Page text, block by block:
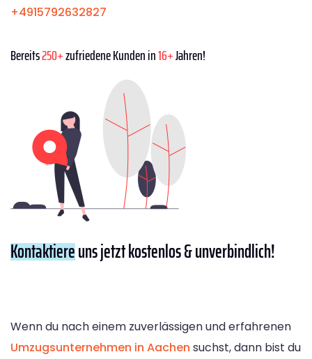
+4915792632827
Bereits250+zufriedene Kunden in16+Jahren!
Kontaktiereuns jetzt kostenlos & unverbindlich!
Wenn du nach einem zuverlässigen und erfahrenen
Umzugsunternehmen in Aachen suchst, dann bist du